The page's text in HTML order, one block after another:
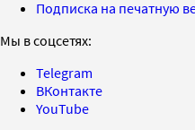
Подписка на печатную
Мы в соцсетях:
Telegram
ВКонтакте
YouTube